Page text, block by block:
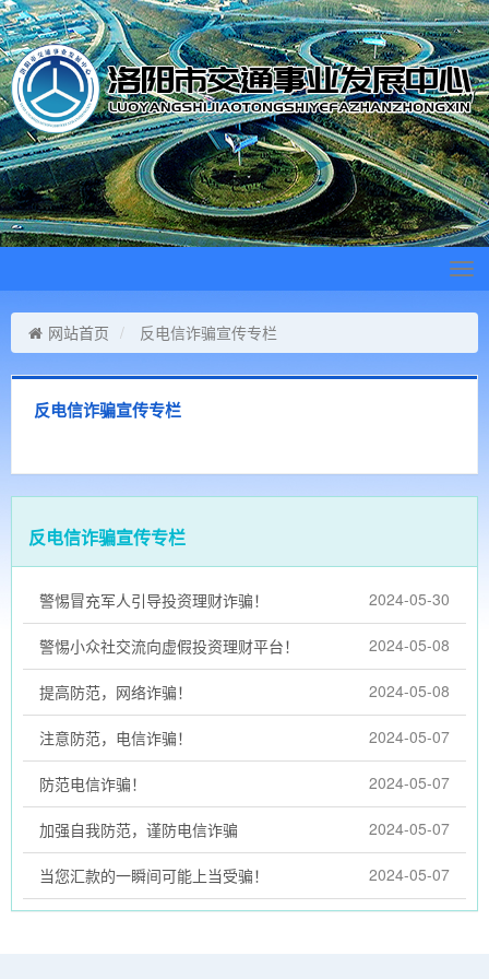
网站首页
反电信诈骗宣传专栏
反电信诈骗宣传专栏
反电信诈骗宣传专栏
2024-05-30
警惕冒充军人引导投资理财诈骗！
2024-05-08
警惕小众社交流向虚假投资理财平台！
2024-05-08
提高防范，网络诈骗！
2024-05-07
注意防范，电信诈骗！
2024-05-07
防范电信诈骗！
2024-05-07
加强自我防范，谨防电信诈骗
2024-05-07
当您汇款的一瞬间可能上当受骗！